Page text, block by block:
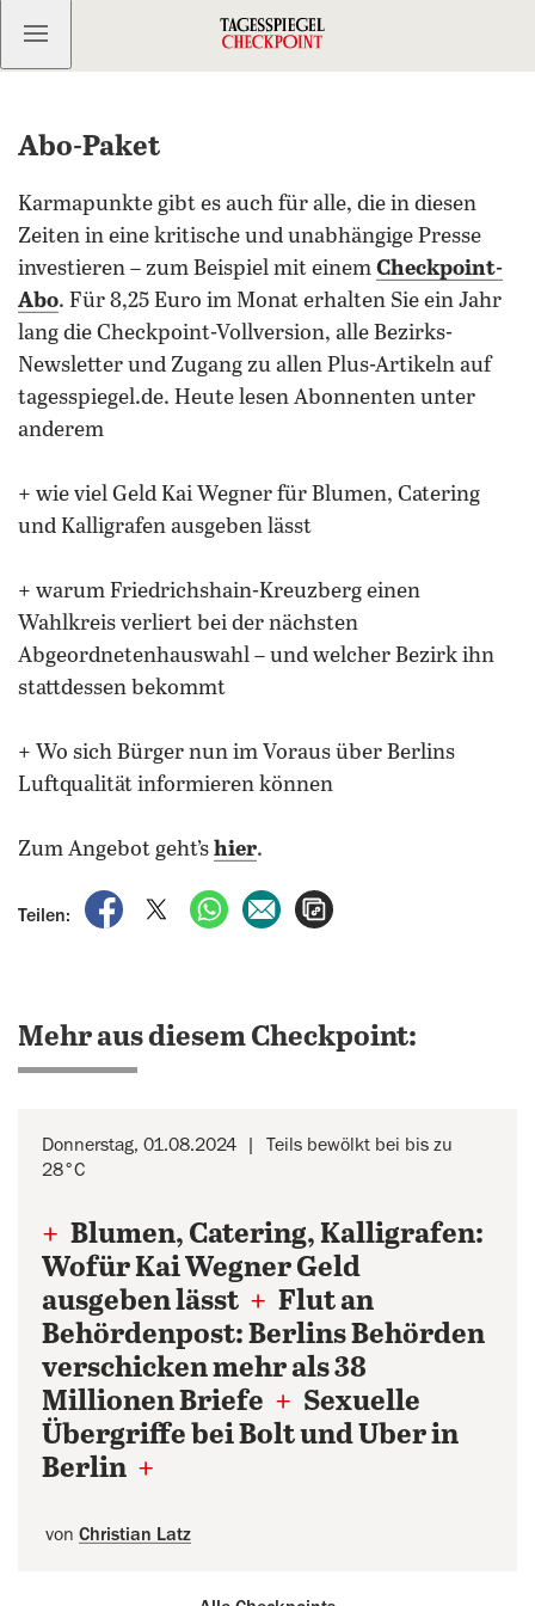
Kostenlos anmelden
Abo-Paket
Karmapunkte gibt es auch für alle, die in diesen
Zeiten in eine kritische und unabhängige Presse
investieren – zum Beispiel mit einem Checkpoint-
Abo. Für 8,25 Euro im Monat erhalten Sie ein Jahr
lang die Checkpoint-Vollversion, alle Bezirks-
Newsletter und Zugang zu allen Plus-Artikeln auf
tagesspiegel.de. Heute lesen Abonnenten unter
anderem
+ wie viel Geld Kai Wegner für Blumen, Catering
und Kalligrafen ausgeben lässt
+ warum Friedrichshain-Kreuzberg einen
Wahlkreis verliert bei der nächsten
Abgeordnetenhauswahl – und welcher Bezirk ihn
stattdessen bekommt
+ Wo sich Bürger nun im Voraus über Berlins
Luftqualität informieren können
Zum Angebot geht’s hier.
Teilen:
auf Facebook teilen
auf X teilenper WhatsApp teilen
per E-Mail teilen
Mehr aus diesem Checkpoint:
Donnerstag, 01.08.2024
Teils bewölkt bei bis zu
28°C
+ Blumen, Catering, Kalligrafen:
Wofür Kai Wegner Geld
ausgeben lässt + Flut an
Behördenpost: Berlins Behörden
verschicken mehr als 38
Millionen Briefe + Sexuelle
Übergriffe bei Bolt und Uber in
Berlin +
von Christian Latz